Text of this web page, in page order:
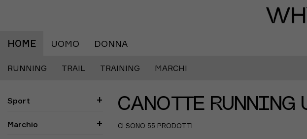
HOME UOMO DONNA
RUNNING TRAIL TRAINING MARCHI
Sport
Marchio
CANOTTE RUNNING
CI SONO 55 PRODOTTI